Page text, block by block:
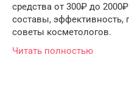
средства от 300₽ до
составы, эффективность,
советы косметологов.
Читать полностью